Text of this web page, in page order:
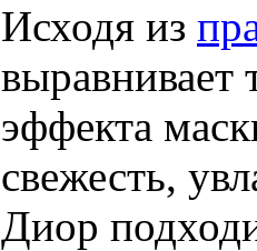
Исходя из
выравнивает
эффекта
свежесть,
Диор